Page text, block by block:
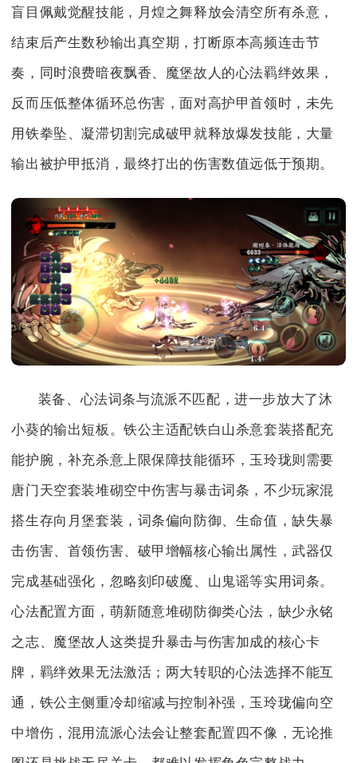
盲目佩戴觉醒技能，月煌之舞释放会清空所有杀意，
结束后产生数秒输出真空期，打断原本高频连击节
奏，同时浪费暗夜飘香、魔堡故人的心法羁绊效果，
反而压低整体循环总伤害，面对高护甲首领时，未先
用铁拳坠、凝滞切割完成破甲就释放爆发技能，大量
输出被护甲抵消，最终打出的伤害数值远低于预期。
装备、心法词条与流派不匹配，进一步放大了沐
小葵的输出短板。铁公主适配铁白山杀意套装搭配充
能护腕，补充杀意上限保障技能循环，玉玲珑则需要
唐门天空套装堆砌空中伤害与暴击词条，不少玩家混
搭生存向月堡套装，词条偏向防御、生命值，缺失暴
击伤害、首领伤害、破甲增幅核心输出属性，武器仅
完成基础强化，忽略刻印破魔、山鬼谣等实用词条。
心法配置方面，萌新随意堆砌防御类心法，缺少永铭
之志、魔堡故人这类提升暴击与伤害加成的核心卡
牌，羁绊效果无法激活；两大转职的心法选择不能互
通，铁公主侧重冷却缩减与控制补强，玉玲珑偏向空
中增伤，混用流派心法会让整套配置四不像，无论推